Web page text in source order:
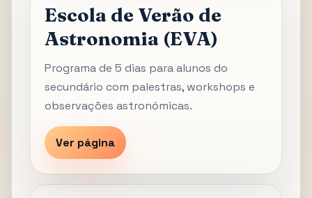
Escola de Verão de
Astronomia (EVA)
Programa de 5 dias para alunos do
secundário com palestras, workshops e
observações astronómicas.
Ver página